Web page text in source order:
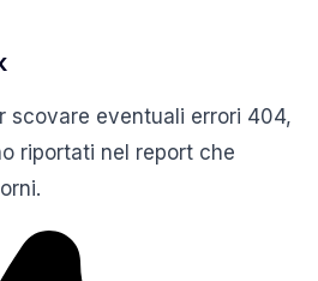
scovare eventuali errori 404,
riportati nel report che